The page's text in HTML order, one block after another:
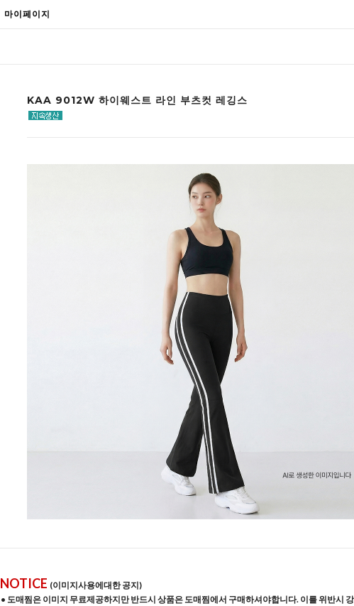
마이페이지
KAA 9012W 하이웨스트 라인 부츠컷 레깅스
NOTICE (이미지사용에대한 공지)
• 도매찜은 이미지 무료제공하지만 반드시 상품은 도매찜에서 구매하셔야합니다. 이를 위반시